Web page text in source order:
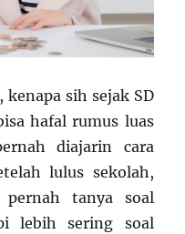
sih sejak SD
hafal rumus luas
diajarin cara
lulus sekolah,
tanya soal
lebih sering soal